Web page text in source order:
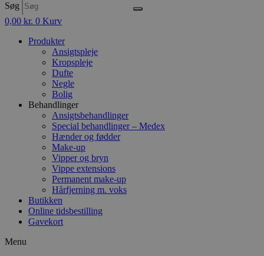
Søg
0,00 kr. 0 Kurv
Produkter
Ansigtspleje
Kropspleje
Dufte
Negle
Bolig
Behandlinger
Ansigtsbehandlinger
Special behandlinger – Medex
Hænder og fødder
Make-up
Vipper og bryn
Vippe extensions
Permanent make-up
Hårfjerning m. voks
Butikken
Online tidsbestilling
Gavekort
Menu